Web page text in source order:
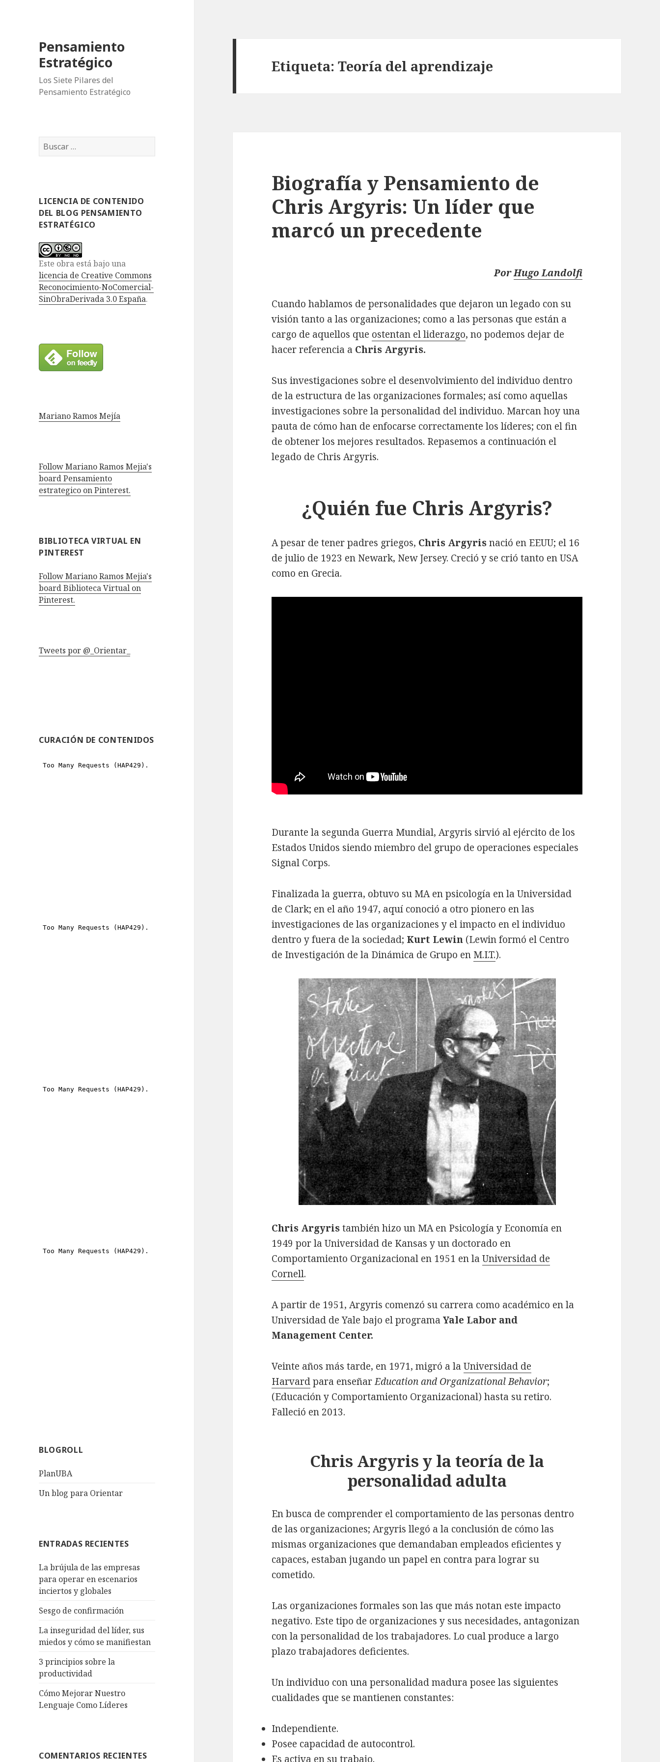
Pensamiento
Estratégico
Los Siete Pilares del
Pensamiento Estratégico
B
u
r
:
LICENCIA DE CONTENIDO
DEL BLOG PENSAMIENTO
ESTRATÉGICO
Este obra está bajo una
licencia de Creative Commons
Reconocimiento-NoComercial-
SinObraDerivada 3.0 España.
Mariano Ramos Mejía
Follow Mariano Ramos Mejia's
board Pensamiento
estrategico on Pinterest.
BIBLIOTECA VIRTUAL EN
PINTEREST
Follow Mariano Ramos Mejia's
board Biblioteca Virtual on
Pinterest.
Tweets por @_Orientar_
CURACIÓN DE CONTENIDOS
BLOGROLL
PlanUBA
Un blog para Orientar
ENTRADAS RECIENTES
La brújula de las empresas
para operar en escenarios
inciertos y globales
Sesgo de confirmación
La inseguridad del líder, sus
miedos y cómo se manifiestan
3 principios sobre la
productividad
Cómo Mejorar Nuestro
Lenguaje Como Líderes
COMENTARIOS RECIENTES
Etiqueta: Teoría del aprendizaje
Biografía y Pensamiento de
Chris Argyris: Un líder que
marcó un precedente
PorHugo Landolfi
Cuando hablamos de personalidades que dejaron un legado con su
visión tanto a las organizaciones; como a las personas que están a
cargo de aquellos que ostentan el liderazgo, no podemos dejar de
hacer referencia a Chris Argyris.
Sus investigaciones sobre el desenvolvimiento del individuo dentro
de la estructura de las organizaciones formales; así como aquellas
investigaciones sobre la personalidad del individuo. Marcan hoy una
pauta de cómo han de enfocarse correctamente los líderes; con el fin
de obtener los mejores resultados. Repasemos a continuación el
legado de Chris Argyris.
¿Quién fue Chris Argyris?
A pesar de tener padres griegos, Chris Argyrisnació en EEUU; el 16
de julio de 1923 en Newark, New Jersey. Creció y se crió tanto en USA
como en Grecia.
Durante la segunda Guerra Mundial, Argyris sirvió al ejército de los
Estados Unidos siendo miembro del grupo de operaciones especiales
Signal Corps.
Finalizada la guerra, obtuvo su MA en psicología en la Universidad
de Clark; en el año 1947, aquí conoció a otro pionero en las
investigaciones de las organizaciones y el impacto en el individuo
dentro y fuera de la sociedad; Kurt Lewin (Lewin formó el Centro
de Investigación de la Dinámica de Grupo en M.I.T.).
Chris Argyristambién hizo un MA en Psicología y Economía en
1949 por la Universidad de Kansas y un doctorado en
Comportamiento Organizacional en 1951 en laUniversidad de
Cornell.
A partir de 1951, Argyris comenzó su carrera como académico en la
Universidad de Yale bajo el programaYale Labor and
Management Center.
Veinte años más tarde, en 1971, migró a laUniversidad de
Harvardpara enseñarEducation and Organizational Behavior;
(Educación y Comportamiento Organizacional) hasta su retiro.
Falleció en 2013.
Chris Argyris y la teoría de la
personalidad adulta
En busca de comprender el comportamiento de las personas dentro
de las organizaciones; Argyris llegó a la conclusión de cómo las
mismas organizaciones que demandaban empleados eficientes y
capaces, estaban jugando un papel en contra para lograr su
cometido.
Las organizaciones formales son las que más notan este impacto
negativo. Este tipo de organizaciones y sus necesidades, antagonizan
con la personalidad de los trabajadores. Lo cual produce a largo
plazo trabajadores deficientes.
Un individuo con una personalidad madura posee las siguientes
cualidades que se mantienen constantes:
Independiente.
Posee capacidad de autocontrol.
Es activa en su trabajo.